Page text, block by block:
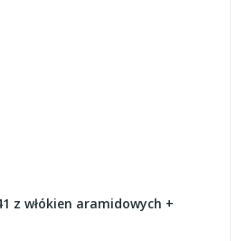
z włókien aramidowych +